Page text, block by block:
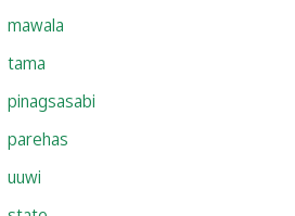
mawala
tama
pinagsasabi
parehas
uuwi